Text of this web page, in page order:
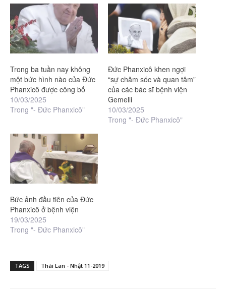
Trong ba tuần nay không
một bức hình nào của Đức
Phanxicô được công bố
10/03/2025
Trong "- Đức Phanxicô"
Đức Phanxicô khen ngợi
“sự chăm sóc và quan tâm”
của các bác sĩ bệnh viện
Gemelli
10/03/2025
Trong "- Đức Phanxicô"
Bức ảnh đầu tiên của Đức
Phanxicô ở bệnh viện
19/03/2025
Trong "- Đức Phanxicô"
TAGS Thái Lan - Nhật 11-2019